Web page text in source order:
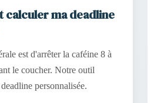
calculer ma deadline
est d'arrêter la caféine 8 à
le coucher. Notre outil
personnalisée.